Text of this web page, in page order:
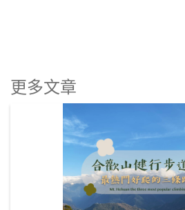
更多文章